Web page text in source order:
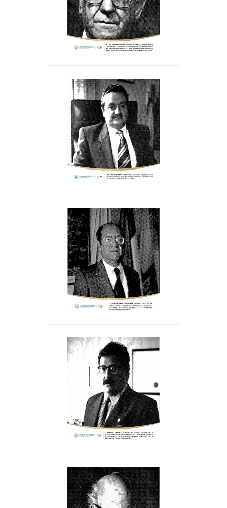
militar, el General Ordóñez
fue presidente de la República
en la Junta Militar de
Gobierno y gestor de la
creación del Servicio Nacional
Jaime Alberto Moreno
Perdomo
. Economista
especializado en Gerencia
Financiera de la Universidad
del Rosario y en Control del
Calidad de la Universidad de
Los Andes.
Pablo Oliveros Marmolejo.
Ingeniero Físico del St.
Ambrose College y magíster en
Administración Universitaria
de Berkley. Fue director del
Icfes y de La Fundación
Universitaria Los Libertadores.
Manuel Escobar
, secretario
del Consejo Superior de Los
Libertadores y profesor de la
Inpahu. Fue el fundador de la
Facultad de Hotelería en el
SENA y en El Externado.
Roberto García-Peña
, Fue
editor y escritor en El Tiempo.